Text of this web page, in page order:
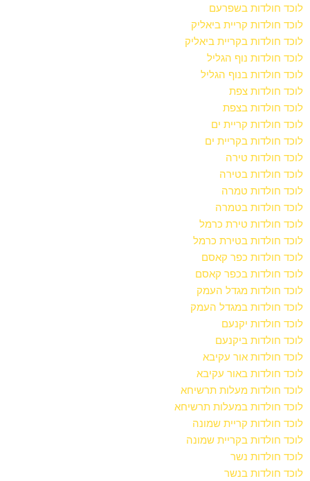
לוכד חולדות בשפרעם
לוכד חולדות קריית ביאליק
לוכד חולדות בקריית ביאליק
לוכד חולדות נוף הגליל
לוכד חולדות בנוף הגליל
לוכד חולדות צפת
לוכד חולדות בצפת
לוכד חולדות קריית ים
לוכד חולדות בקריית ים
לוכד חולדות טירה
לוכד חולדות בטירה
לוכד חולדות טמרה
לוכד חולדות בטמרה
לוכד חולדות טירת כרמל
לוכד חולדות בטירת כרמל
לוכד חולדות כפר קאסם
לוכד חולדות בכפר קאסם
לוכד חולדות מגדל העמק
לוכד חולדות במגדל העמק
לוכד חולדות יקנעם
לוכד חולדות ביקנעם
לוכד חולדות אור עקיבא
לוכד חולדות באור עקיבא
לוכד חולדות מעלות תרשיחא
לוכד חולדות במעלות תרשיחא
לוכד חולדות קריית שמונה
לוכד חולדות בקריית שמונה
לוכד חולדות נשר
לוכד חולדות בנשר